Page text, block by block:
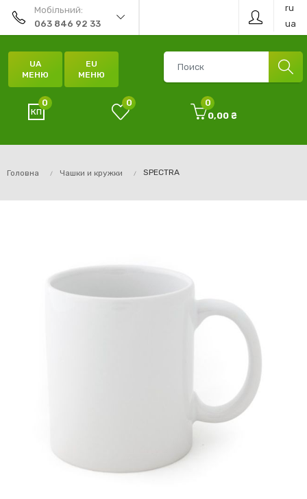
Мобільний:
063 846 92 33
ru
ua
UA
МЕНЮ
EU
МЕНЮ
0 0
0
0,00 ₴
Головна Чашки и кружки SPECTRA